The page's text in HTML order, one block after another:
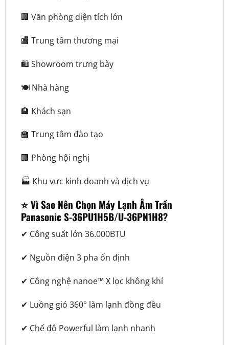
🏢 Văn phòng diện tích lớn
🏬 Trung tâm thương mại
🛍️ Showroom trưng bày
🍽️ Nhà hàng
🏨 Khách sạn
🏫 Trung tâm đào tạo
🏢 Phòng hội nghị
🏭 Khu vực kinh doanh và dịch vụ
⭐ Vì Sao Nên Chọn Máy Lạnh Âm Trần
Panasonic S-36PU1H5B/U-36PN1H8?
✔ Công suất lớn 36.000BTU
✔ Nguồn điện 3 pha ổn định
✔ Công nghệ nanoe™ X lọc không khí
✔ Luồng gió 360° làm lạnh đồng đều
✔ Chế độ Powerful làm lạnh nhanh